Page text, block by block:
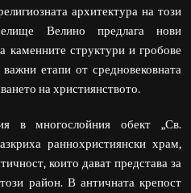
архитектура на този
Велино предлага нови
каменните структури и гробове
етапи от средновековната
на християнството.
в многослойния обект „Св.
раннохристиянски храм,
които дават представа за
район. В античната крепост